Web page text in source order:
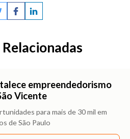
empreendedorismo
Vicente
para mais de 30 mil em
de São Paulo